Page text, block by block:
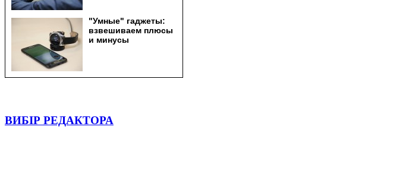
ВИБІР РЕДАКТОРА